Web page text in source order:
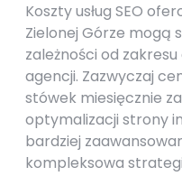
Koszty usług SEO
Zielonej Górze mogą
zależności od
agencji. Zazwyczaj
stówek miesięcznie
optymalizacji strony
bardziej
kompleksowa